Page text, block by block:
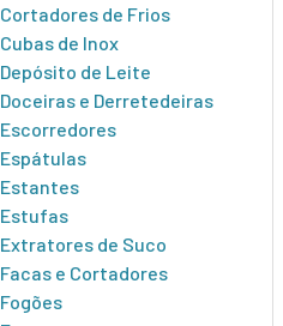
Cortadores de Frios
Cubas de Inox
Depósito de Leite
Doceiras e Derretedeiras
Escorredores
Espátulas
Estantes
Estufas
Extratores de Suco
Facas e Cortadores
Fogões